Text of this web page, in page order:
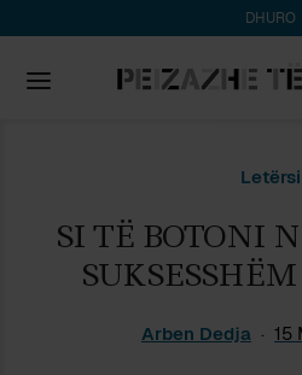
DHURO
Letërsi
SI TË BOTONI
Arben Dedja 15